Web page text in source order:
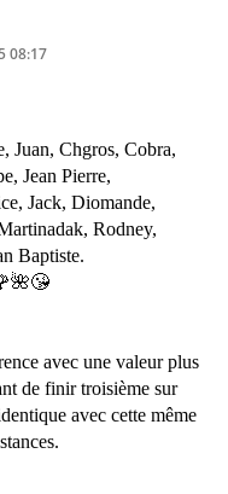
08:17
Juan, Chgros, Cobra,
Jean Pierre,
Jack, Diomande,
Rodney,
Baptiste.
avec une valeur plus
de finir troisième sur
avec cette même